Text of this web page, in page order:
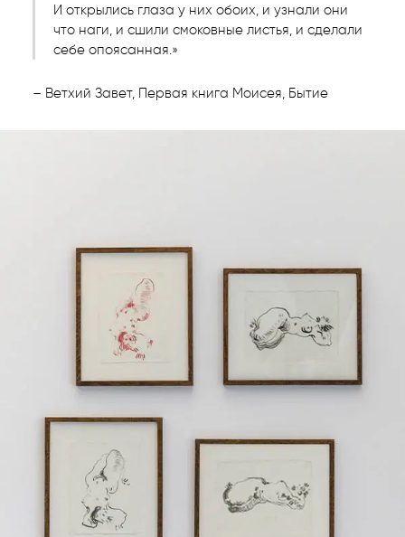
И открылись глаза у них обоих, и узнали они
что наги, и сшили смоковные листья, и сделали
себе опоясанная.»
– Ветхий Завет, Первая книга Моисея, Бытие